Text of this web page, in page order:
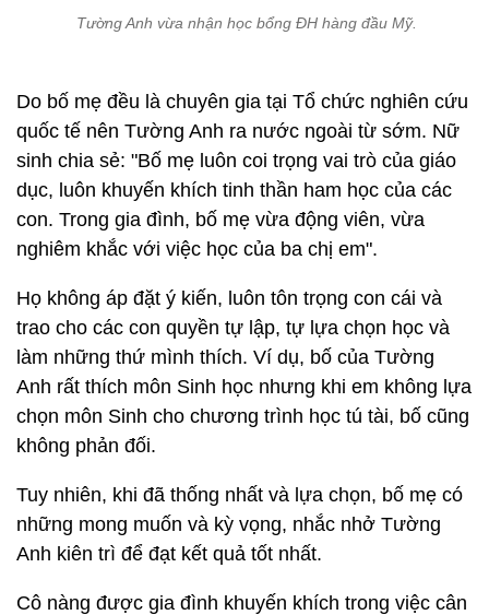
Tường Anh vừa nhận học bổng ĐH hàng đầu Mỹ.
Do bố mẹ đều là chuyên gia tại Tổ chức nghiên cứu
quốc tế nên Tường Anh ra nước ngoài từ sớm. Nữ
sinh chia sẻ: "Bố mẹ luôn coi trọng vai trò của giáo
dục, luôn khuyến khích tinh thần ham học của các
con. Trong gia đình, bố mẹ vừa động viên, vừa
nghiêm khắc với việc học của ba chị em".
Họ không áp đặt ý kiến, luôn tôn trọng con cái và
trao cho các con quyền tự lập, tự lựa chọn học và
làm những thứ mình thích. Ví dụ, bố của Tường
Anh rất thích môn Sinh học nhưng khi em không lựa
chọn môn Sinh cho chương trình học tú tài, bố cũng
không phản đối.
Tuy nhiên, khi đã thống nhất và lựa chọn, bố mẹ có
những mong muốn và kỳ vọng, nhắc nhở Tường
Anh kiên trì để đạt kết quả tốt nhất.
Cô nàng được gia đình khuyến khích trong việc cân